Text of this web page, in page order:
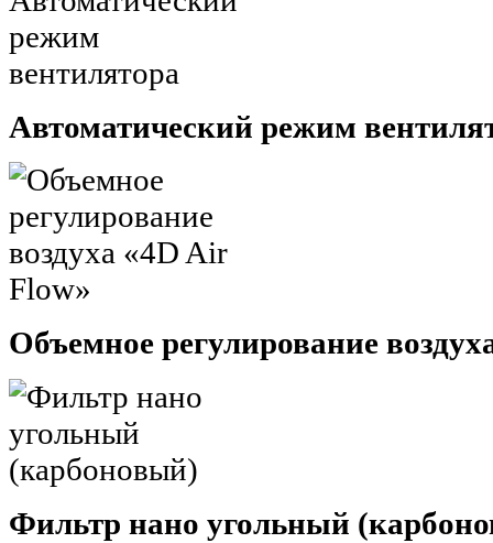
Автоматический режим
Объемное регулирование
Фильтр нано угольный